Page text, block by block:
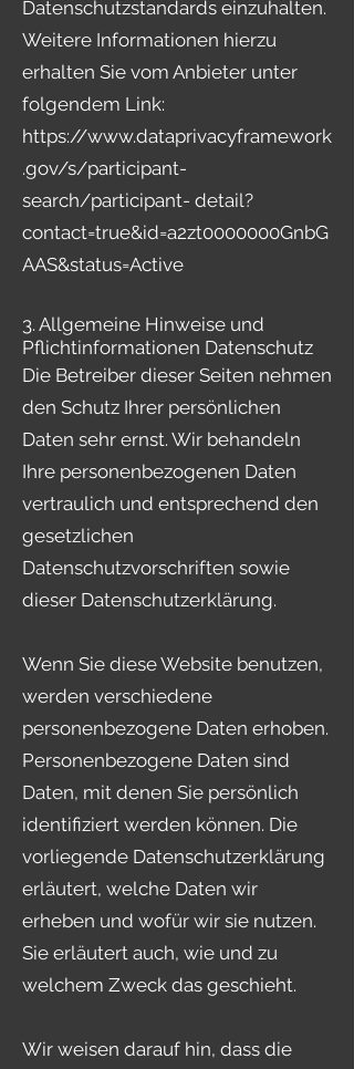
Datenschutzstandards einzuhalten.
Weitere Informationen hierzu
erhalten Sie vom Anbieter unter
folgendem Link:
https://www.dataprivacyframework
.gov/s/participant-
search/participant- detail?
contact=true&id=a2zt0000000GnbG
AAS&status=Active
3. Allgemeine Hinweise und
Pflichtinformationen Datenschutz
Die Betreiber dieser Seiten nehmen
den Schutz Ihrer persönlichen
Daten sehr ernst. Wir behandeln
Ihre personenbezogenen Daten
vertraulich und entsprechend den
gesetzlichen
Datenschutzvorschriften sowie
dieser Datenschutzerklärung.
Wenn Sie diese Website benutzen,
werden verschiedene
personenbezogene Daten erhoben.
Personenbezogene Daten sind
Daten, mit denen Sie persönlich
identifiziert werden können. Die
vorliegende Datenschutzerklärung
erläutert, welche Daten wir
erheben und wofür wir sie nutzen.
Sie erläutert auch, wie und zu
welchem Zweck das geschieht.
Wir weisen darauf hin, dass die